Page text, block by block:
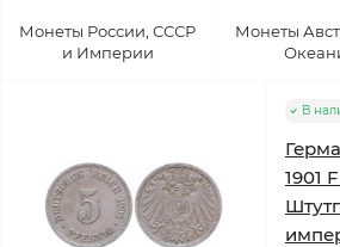
Монеты России, СССР
и Империи
Монеты
В
1901